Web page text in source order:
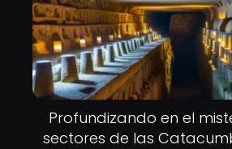
Profundizando en el
sectores de las